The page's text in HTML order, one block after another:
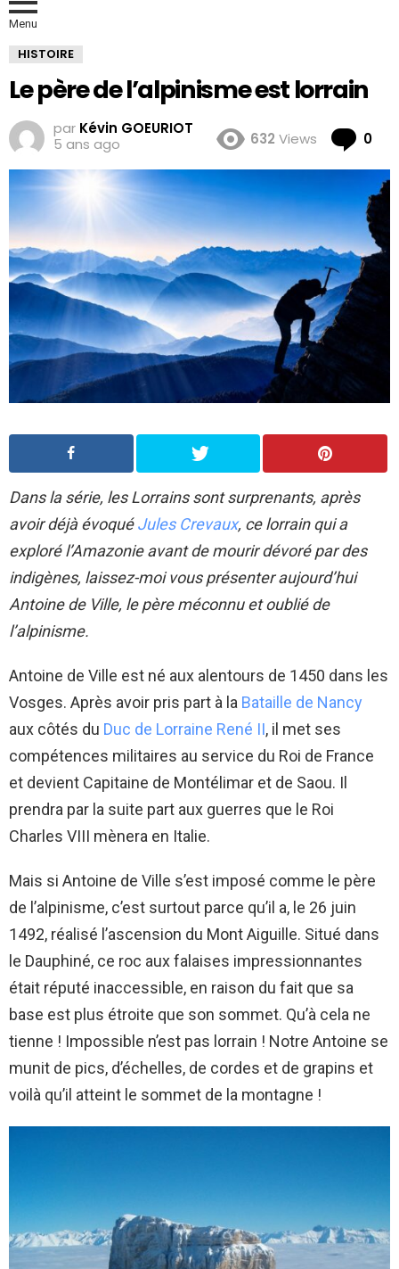
Menu
HISTOIRE
Le père de l’alpinisme est lorrain
par Kévin GOEURIOT
5 ans ago
632 Views 0
Dans la série, les Lorrains sont surprenants, après
avoir déjà évoquéJules Crevaux, ce lorrain qui a
exploré l’Amazonie avant de mourir dévoré par des
indigènes, laissez-moi vous présenter aujourd’hui
Antoine de Ville, le père méconnu et oublié de
l’alpinisme.
Antoine de Ville est né aux alentours de 1450 dans les
Vosges. Après avoir pris part à la Bataille de Nancy
aux côtés du Duc de Lorraine René II, il met ses
compétences militaires au service du Roi de France
et devient Capitaine de Montélimar et de Saou. Il
prendra par la suite part aux guerres que le Roi
Charles VIII mènera en Italie.
Mais si Antoine de Ville s’est imposé comme le père
de l’alpinisme, c’est surtout parce qu’il a, le 26 juin
1492, réalisé l’ascension du Mont Aiguille. Situé dans
le Dauphiné, ce roc aux falaises impressionnantes
était réputé inaccessible, en raison du fait que sa
base est plus étroite que son sommet. Qu’à cela ne
tienne ! Impossible n’est pas lorrain ! Notre Antoine se
munit de pics, d’échelles, de cordes et de grapins et
voilà qu’il atteint le sommet de la montagne !